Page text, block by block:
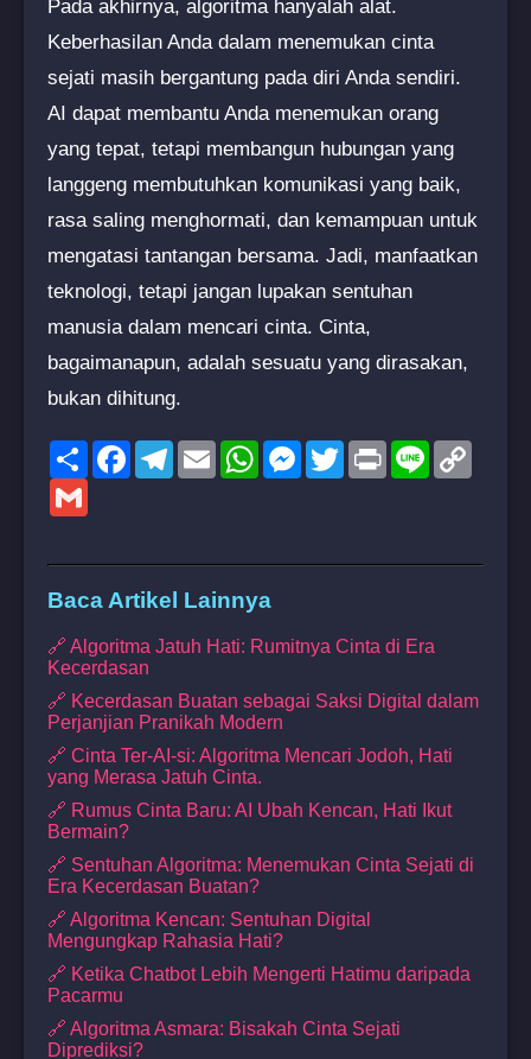
Pada akhirnya, algoritma hanyalah alat.
Keberhasilan Anda dalam menemukan cinta
sejati masih bergantung pada diri Anda sendiri.
AI dapat membantu Anda menemukan orang
yang tepat, tetapi membangun hubungan yang
langgeng membutuhkan komunikasi yang baik,
rasa saling menghormati, dan kemampuan untuk
mengatasi tantangan bersama. Jadi, manfaatkan
teknologi, tetapi jangan lupakan sentuhan
manusia dalam mencari cinta. Cinta,
bagaimanapun, adalah sesuatu yang dirasakan,
bukan dihitung.
ShareFacebookTelegram
EmailWhatsAppMessenger
TwitterPrint Line
Baca Artikel Lainnya
🔗 Algoritma Jatuh Hati: Rumitnya Cinta di Era
Kecerdasan
🔗 Kecerdasan Buatan sebagai Saksi Digital dalam
Perjanjian Pranikah Modern
🔗 Cinta Ter-AI-si: Algoritma Mencari Jodoh, Hati
yang Merasa Jatuh Cinta.
🔗 Rumus Cinta Baru: AI Ubah Kencan, Hati Ikut
Bermain?
🔗 Sentuhan Algoritma: Menemukan Cinta Sejati di
Era Kecerdasan Buatan?
🔗 Algoritma Kencan: Sentuhan Digital
Mengungkap Rahasia Hati?
🔗 Ketika Chatbot Lebih Mengerti Hatimu daripada
Pacarmu
🔗 Algoritma Asmara: Bisakah Cinta Sejati
Diprediksi?